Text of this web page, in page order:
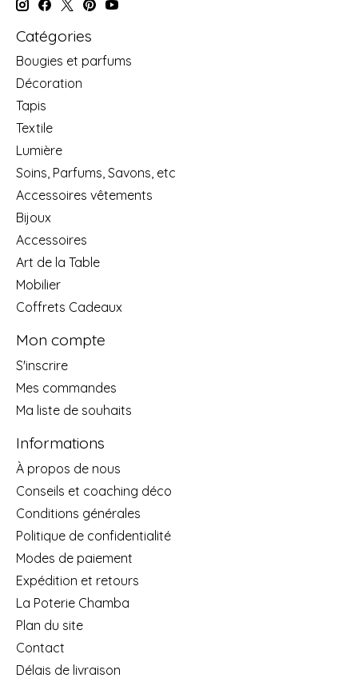
Catégories
Bougies et parfums
Décoration
Tapis
Textile
Lumière
Soins, Parfums, Savons, etc
Accessoires vêtements
Bijoux
Accessoires
Art de la Table
Mobilier
Coffrets Cadeaux
Mon compte
S'inscrire
Mes commandes
Ma liste de souhaits
Informations
À propos de nous
Conseils et coaching déco
Conditions générales
Politique de confidentialité
Modes de paiement
Expédition et retours
La Poterie Chamba
Plan du site
Contact
Délais de livraison